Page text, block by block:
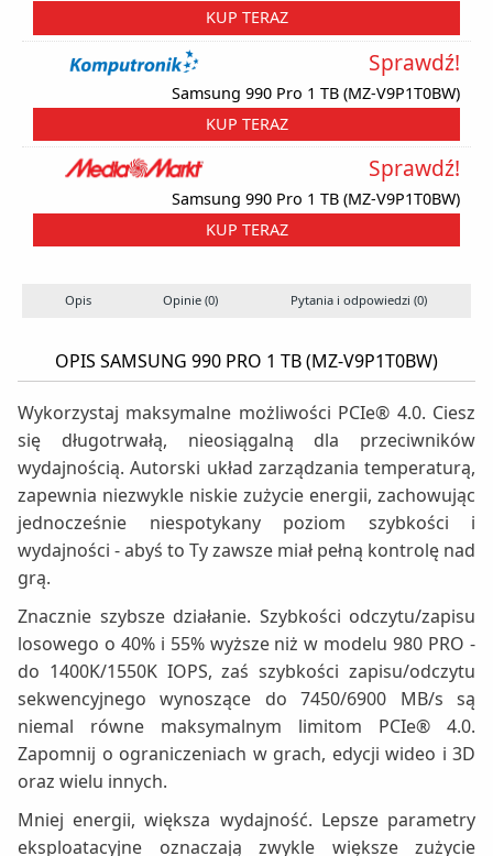
KUP TERAZ
Samsung 990 Pro 1 TB (MZ-V9P1T0BW)
Sprawdź!
KUP TERAZ
Samsung 990 Pro 1 TB (MZ-V9P1T0BW)
Sprawdź!
KUP TERAZ
Opis Opinie (0) Pytania i odpowiedzi (0)
OPIS SAMSUNG 990 PRO 1 TB (MZ-V9P1T0BW)
Wykorzystaj maksymalne możliwości PCIe® 4.0. Ciesz
się długotrwałą, nieosiągalną dla przeciwników
wydajnością. Autorski układ zarządzania temperaturą,
zapewnia niezwykle niskie zużycie energii, zachowując
jednocześnie niespotykany poziom szybkości i
wydajności - abyś to Ty zawsze miał pełną kontrolę nad
grą.
Znacznie szybsze działanie. Szybkości odczytu/zapisu
losowego o 40% i 55% wyższe niż w modelu 980 PRO -
do 1400K/1550K IOPS, zaś szybkości zapisu/odczytu
sekwencyjnego wynoszące do 7450/6900 MB/s są
niemal równe maksymalnym limitom PCIe® 4.0.
Zapomnij o ograniczeniach w grach, edycji wideo i 3D
oraz wielu innych.
Mniej energii, większa wydajność. Lepsze parametry
eksploatacyjne oznaczają zwykle większe zużycie